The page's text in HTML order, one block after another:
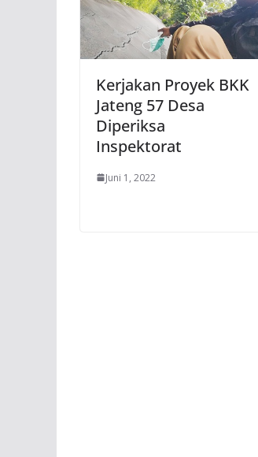
Kerjakan Proyek BKK
Jateng 57 Desa
Diperiksa
Inspektorat
Juni 1, 2022